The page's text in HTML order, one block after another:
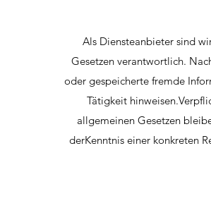
Als Diensteanbieter sind
Gesetzen verantwortlich.
oder gespeicherte fremde
Tätigkeit
allgemeinen Gesetzen
derKenntnis einer konkreten